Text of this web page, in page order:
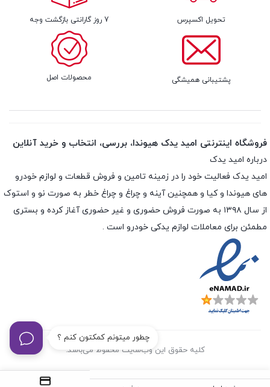
چطور میتونم کمکتون کنم ؟
تحویل اکسپرس 7 روز گارانتی بازگشت وجه
پشتیبانی همیشگی محصولات اصل
فروشگاه اینترنتی امید یدک هیوندا، بررسی، انتخاب و خرید آنلاین
درباره امید یدک
امید یدک فعالیت خود را در زمینه تامین و فروش قطعات و لوازم خودرو
های هیوندا و کیا و همچنین آینه و چراغ و چراغ خطر به صورت نو و استوک
از سال ۱۳۹۸ به صورت فروش حضوری و غیر حضوری آغاز کرده و بستری
مطمئن برای معاملات لوازم یدکی خودرو است .
کلیه حقوق این وب‌سایت محفوظ می‌باشد.